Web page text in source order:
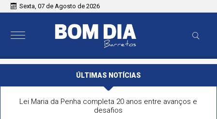
Sexta, 07 de Agosto de 2026
ÚLTIMAS NOTÍCIAS
Lei Maria da Penha completa 20 anos entre avanços e
desafios